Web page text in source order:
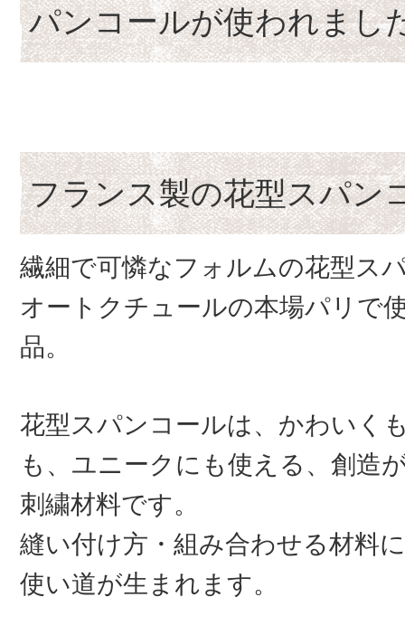
パンコールが使われまし
フランス製の花型スパン
繊細で可憐なフォルムの花型ス
オートクチュールの本場パリで
品。
花型スパンコールは、かわいく
も、ユニークにも使える、創造
刺繍材料です。
縫い付け方・組み合わせる材料
使い道が生まれます。